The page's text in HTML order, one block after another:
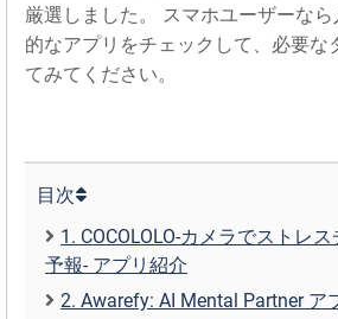
厳選しました。 スマホユーザーな
的なアプリをチェックして、必要な
てみてください。
目次
1. COCOLOLO-カメラでストレ
予報- アプリ紹介
2. Awarefy: AI Mental Partner ア